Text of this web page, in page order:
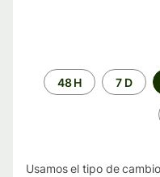
Periodo48 H 7 D
Usamos el tipo de